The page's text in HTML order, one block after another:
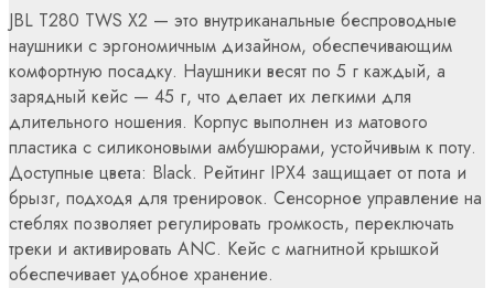
JBL T280 TWS X2 — это внутриканальные беспроводные
наушники с эргономичным дизайном, обеспечивающим
комфортную посадку. Наушники весят по 5 г каждый, а
зарядный кейс — 45 г, что делает их легкими для
длительного ношения. Корпус выполнен из матового
пластика с силиконовыми амбушюрами, устойчивым к поту.
Доступные цвета: Black. Рейтинг IPX4 защищает от пота и
брызг, подходя для тренировок. Сенсорное управление на
стеблях позволяет регулировать громкость, переключать
треки и активировать ANC. Кейс с магнитной крышкой
обеспечивает удобное хранение.